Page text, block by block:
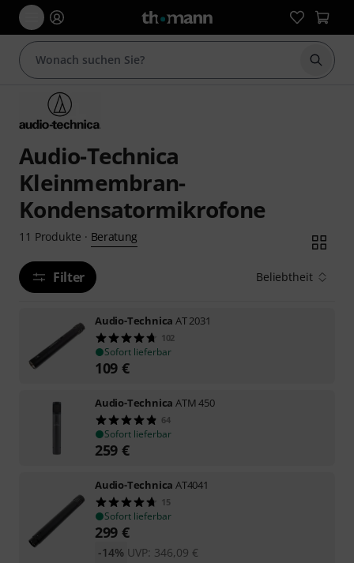
Suche
Audio-Technica
Kleinmembran-
Kondensatormikrofone
11 Produkte · Beratung
Filter Beliebtheit
Audio-Technica AT 2031
102
Sofort lieferbar
109 €
Audio-Technica ATM 450
64
Sofort lieferbar
259 €
Audio-Technica AT4041
15
Sofort lieferbar
299 €
UVP: 346,09 €
-14%